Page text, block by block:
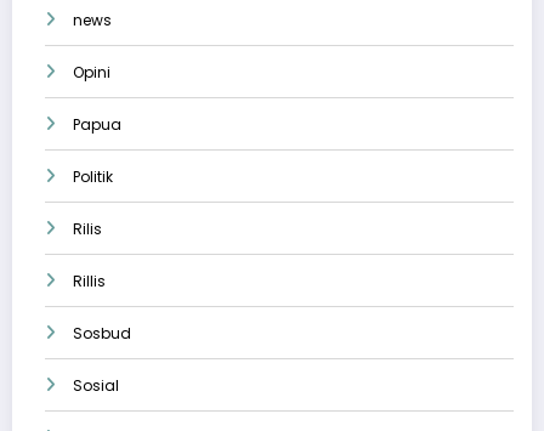
news
Opini
Papua
Politik
Rilis
Rillis
Sosbud
Sosial